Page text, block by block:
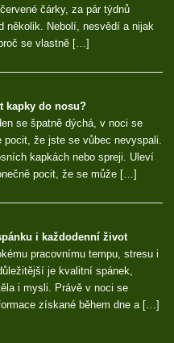
čárky, za pár týdnů
několik. Nebolí, nesvědí a nijak
se vlastně […]
kapky do nosu?
se špatně dýchá, v noci se
pocit, že jste se vůbec nevyspali.
kapkách nebo spreji. Uleví
pocit, že se může […]
i každodenní život
pracovnímu tempu, stresu i
je kvalitní spánek,
i mysli. Právě v noci se
získané během dne a […]